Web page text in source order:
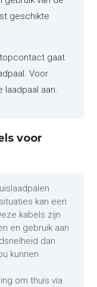
geschikte
gaat
Voor
laadpaal aan.
voor
kan een
kabels zijn
en gebruik aan
dan
kunnen
om thuis via